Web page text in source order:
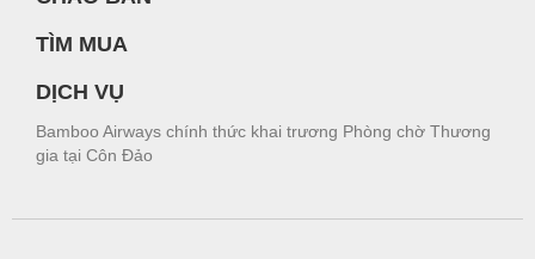
TÌM MUA
DỊCH VỤ
Bamboo Airways chính thức khai trương Phòng chờ Thương
gia tại Côn Đảo